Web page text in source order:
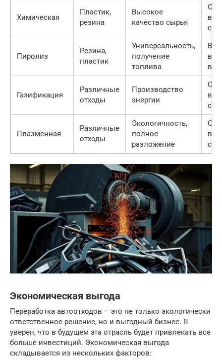
Химическая
Пластик,
резина
Высокое
качество сырья
Пиролиз
Резина,
пластик
Универсальность,
получение
топлива
Газификация
Различные
отходы
Производство
энергии
Плазменная
Различные
отходы
Экологичность,
полное
разложение
Экономическая выгода
Переработка автоотходов – это не только экологически
ответственное решение, но и выгодный бизнес. Я
уверен, что в будущем эта отрасль будет привлекать все
больше инвестиций. Экономическая выгода
складывается из нескольких факторов: